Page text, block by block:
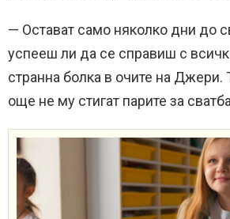
— Остават само няколко дни до
успееш ли да се справиш с
странна болка в очите на Джери.
още не му стигат парите за